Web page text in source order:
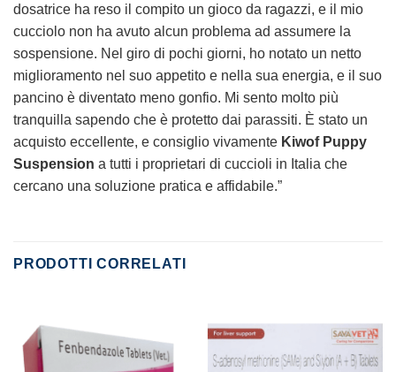
dosatrice ha reso il compito un gioco da ragazzi, e il mio
cucciolo non ha avuto alcun problema ad assumere la
sospensione. Nel giro di pochi giorni, ho notato un netto
miglioramento nel suo appetito e nella sua energia, e il suo
pancino è diventato meno gonfio. Mi sento molto più
tranquilla sapendo che è protetto dai parassiti. È stato un
acquisto eccellente, e consiglio vivamente Kiwof Puppy
Suspension a tutti i proprietari di cuccioli in Italia che
cercano una soluzione pratica e affidabile.”
PRODOTTI CORRELATI